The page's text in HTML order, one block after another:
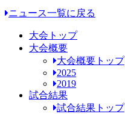
ニュース一覧に戻る
大会トップ
大会概要
大会概要トップ
2025
2019
試合結果
試合結果トップ